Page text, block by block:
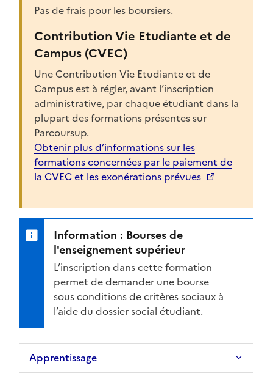
Pas de frais pour les boursiers.
Contribution Vie Etudiante et de
Campus (CVEC)
Une Contribution Vie Etudiante et de
Campus est à régler, avant l’inscription
administrative, par chaque étudiant dans la
plupart des formations présentes sur
Parcoursup.
Obtenir plus d’informations sur les
formations concernées par le paiement de
la CVEC et les exonérations prévues
Information : Bourses de
l'enseignement supérieur
L’inscription dans cette formation
permet de demander une bourse
sous conditions de critères sociaux à
l’aide du dossier social étudiant.
Apprentissage